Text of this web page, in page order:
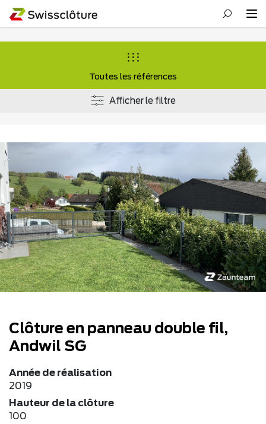
Toutes les références
Afficher le filtre
Clôture en panneau double fil,
Andwil SG
Année de réalisation
2019
Hauteur de la clôture
100